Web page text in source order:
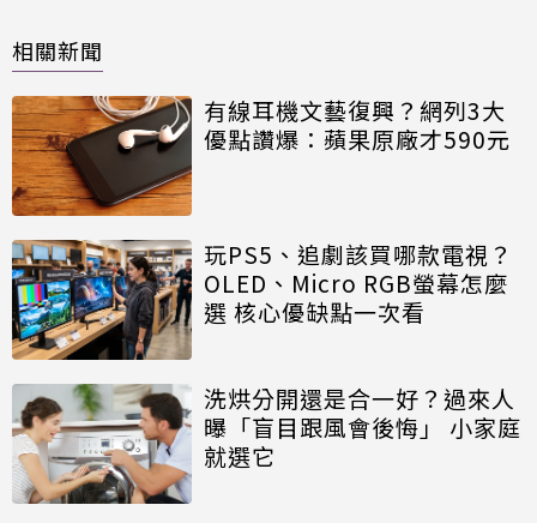
相關新聞
有線耳機文藝復興？網列3大
優點讚爆：蘋果原廠才590元
玩PS5、追劇該買哪款電視？
OLED、Micro RGB螢幕怎麼
選 核心優缺點一次看
洗烘分開還是合一好？過來人
曝「盲目跟風會後悔」 小家庭
就選它